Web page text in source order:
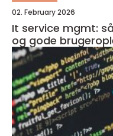
02. February 2026
It service mgmt:
og gode